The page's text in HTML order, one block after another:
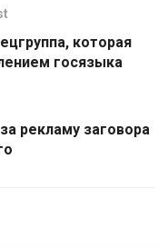
которая
госязыка
рекламу заговора